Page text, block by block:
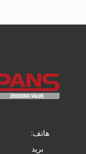
هاتف:
بريد